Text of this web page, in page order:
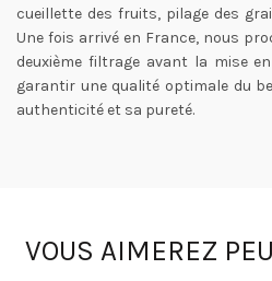
cueillette des fruits, pilage des
Une fois arrivé en France, nous
deuxième filtrage avant la mise
garantir une qualité optimale du
authenticité et sa pureté.
VOUS AIMEREZ